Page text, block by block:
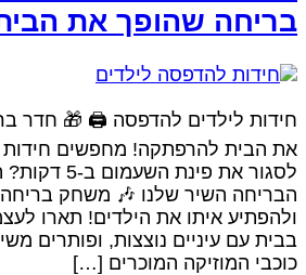
בריחה שהופך את
חידות לילדים להדפסה 🖨️ 🎁 חדר
את הבית להרפתקה! מחפשים חידות
לסגור את
הבריחה השיר שלנו 🎶 משחק בריחה
ולהפתיע איתו את הילדים! תארו
בבית עם עיניים נוצצות, ופותרים
כוכבי המוזיקה המוכרים […]